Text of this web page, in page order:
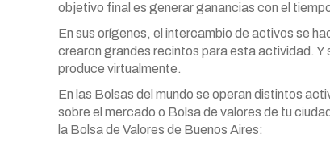
objetivo final es generar ganancias con el
En sus orígenes, el intercambio de activos se
crearon grandes recintos para esta actividad. Y
produce virtualmente.
En las Bolsas del mundo se operan distintos
sobre el mercado o Bolsa de valores de tu
la Bolsa de Valores de Buenos Aires: